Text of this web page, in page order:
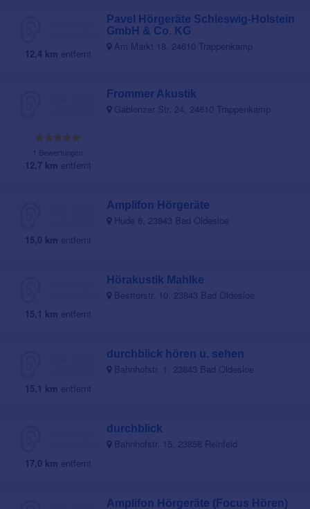
12,4 km entfernt
Pavel Hörgeräte Schleswig-Holstein
GmbH & Co. KG
Am Markt 18, 24610 Trappenkamp
1 Bewertungen
12,7 km entfernt
Frommer Akustik
Gablonzer Str. 24, 24610 Trappenkamp
15,0 km entfernt
Amplifon Hörgeräte
Hude 6, 23843 Bad Oldesloe
15,1 km entfernt
Hörakustik Mahlke
Besttorstr. 10, 23843 Bad Oldesloe
15,1 km entfernt
durchblick hören u. sehen
Bahnhofstr. 1, 23843 Bad Oldesloe
17,0 km entfernt
durchblick
Bahnhofstr. 15, 23858 Reinfeld
Amplifon Hörgeräte (Focus Hören)